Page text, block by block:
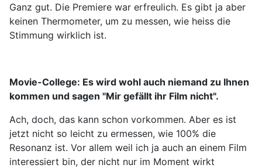
Ganz gut. Die Premiere war erfreulich. Es gibt ja aber
keinen Thermometer, um zu messen, wie heiss die
Stimmung wirklich ist.
Movie-College: Es wird wohl auch niemand zu Ihnen
kommen und sagen "Mir gefällt ihr Film nicht".
Ach, doch, das kann schon vorkommen. Aber es ist
jetzt nicht so leicht zu ermessen, wie 100% die
Resonanz ist. Vor allem weil ich ja auch an einem Film
interessiert bin, der nicht nur im Moment wirkt